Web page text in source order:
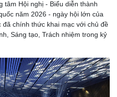
Cửa sổ tình yêu
Kể chuyện cho bé
Hạt giống tâm hồn
tâm Hội nghị - Biểu diễn thành
năm 2026 - ngày hội lớn của
chính thức khai mạc với chủ đề
Sáng tạo, Trách nhiệm trong kỷ